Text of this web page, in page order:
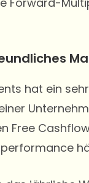
hat ein
Free